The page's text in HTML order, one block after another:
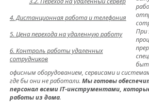
4. Дистанционная работа и телефония
5. Цена перехода на удаленную работу
6. Контроль работы удаленных
сотрудников
При
офисным оборудованием, сервисами и
где бы они не работали. Мы готовы
персонал всеми IT-инструментами,
работы из дома.